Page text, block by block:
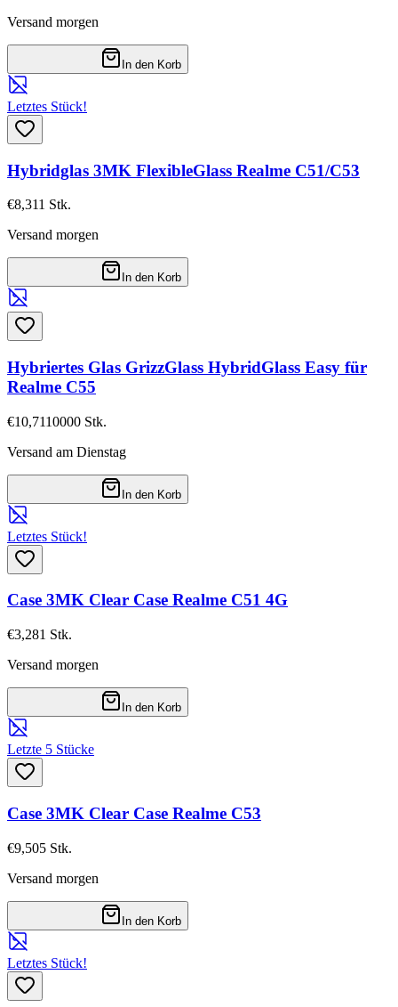
Versand morgen
In den Korb
Letztes Stück!
Hybridglas 3MK FlexibleGlass Realme C51/C53
€8,311 Stk.
Versand morgen
In den Korb
Hybriertes Glas GrizzGlass HybridGlass Easy für
Realme C55
€10,7110000 Stk.
Versand am Dienstag
In den Korb
Letztes Stück!
Case 3MK Clear Case Realme C51 4G
€3,281 Stk.
Versand morgen
In den Korb
Letzte 5 Stücke
Case 3MK Clear Case Realme C53
€9,505 Stk.
Versand morgen
In den Korb
Letztes Stück!